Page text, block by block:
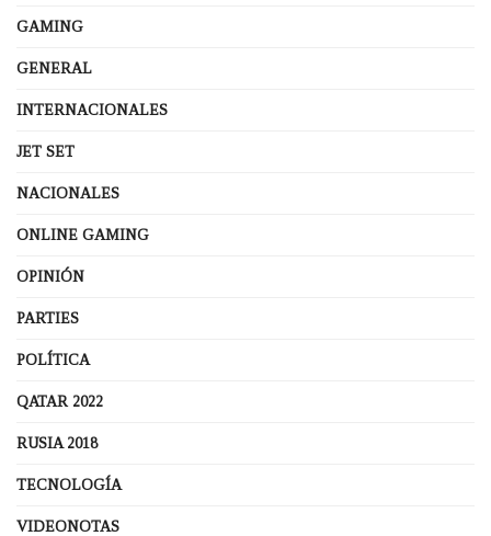
GAMING
GENERAL
INTERNACIONALES
JET SET
NACIONALES
ONLINE GAMING
OPINIÓN
PARTIES
POLÍTICA
QATAR 2022
RUSIA 2018
TECNOLOGÍA
VIDEONOTAS